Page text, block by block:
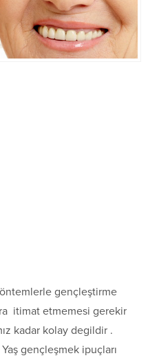
gençleştirme
itimat etmemesi gerekir
kadar kolay degildir .
gençleşmek ipuçları